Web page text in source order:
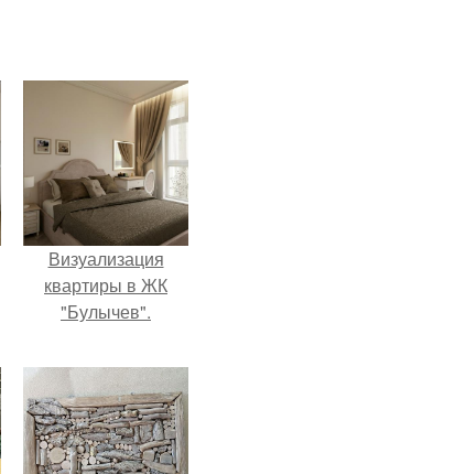
Визуализация
квартиры в ЖК
"Булычев".